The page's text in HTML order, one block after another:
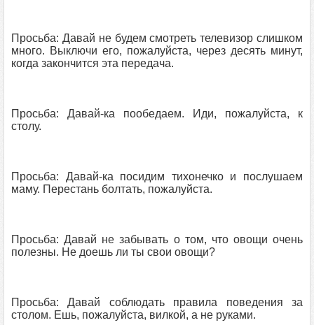
Просьба: Давай не будем смотреть телевизор слишком
много. Выключи его, пожалуйста, через десять минут,
когда закончится эта передача.
Просьба: Давай-ка пообедаем. Иди, пожалуйста, к
столу.
Просьба: Давай-ка посидим тихонечко и послушаем
маму. Перестань болтать, пожалуйста.
Просьба: Давай не забывать о том, что овощи очень
полезны. Не доешь ли ты свои овощи?
Просьба: Давай соблюдать правила поведения за
столом. Ешь, пожалуйста, вилкой, а не руками.